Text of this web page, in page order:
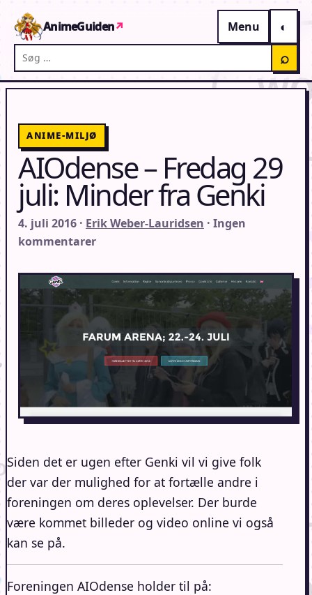
AnimeGuiden↗
Menu
Søg på AnimeGuiden
⌕
ANIME-MILJØ
AIOdense – Fredag 29
juli: Minder fra Genki
4. juli 2016 · Erik Weber-Lauridsen · Ingen
kommentarer
Siden det er ugen efter Genki vil vi give folk
der var der mulighed for at fortælle andre i
foreningen om deres oplevelser. Der burde
være kommet billeder og video online vi også
kan se på.
Foreningen AIOdense holder til på: